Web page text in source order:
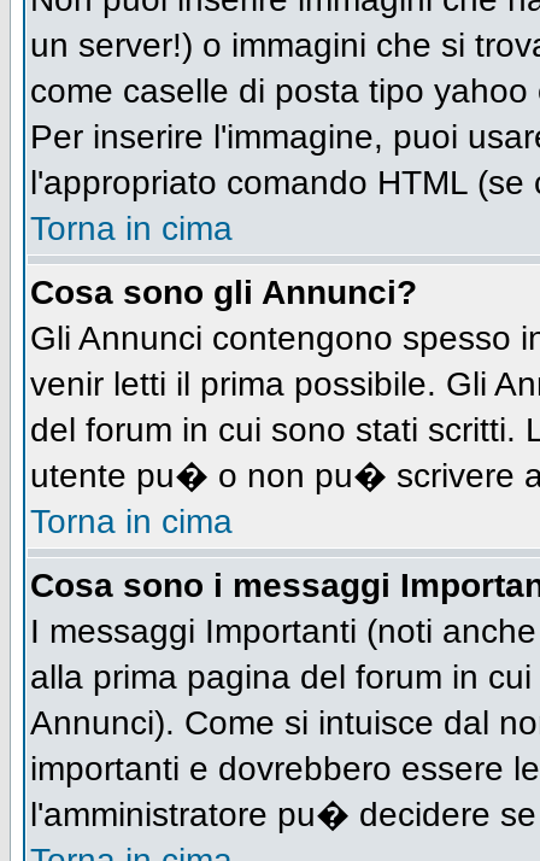
un server!) o immagini che si
come caselle di posta tipo
Per inserire l'immagine, puoi
l'appropriato comando HTML (se
Torna in cima
Cosa sono gli Annunci?
Gli Annunci contengono spesso
venir letti il prima possibile. Gli
del forum in cui sono stati
utente pu� o non pu� scrivere
Torna in cima
Cosa sono i messaggi
I messaggi Importanti (noti
alla prima pagina del forum in
Annunci). Come si intuisce dal
importanti e dovrebbero essere
l'amministratore pu� decidere